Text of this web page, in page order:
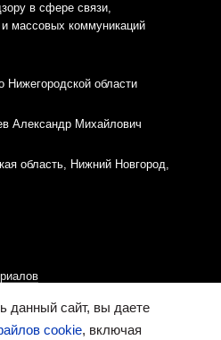
в сфере связи,
массовых коммуникаций
области
Александр Михайлович
область, Нижний Новгород,
«cookies»-файлов
данный сайт, вы даете
cookie, включая